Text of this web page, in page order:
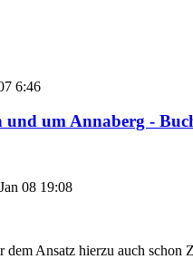
6:46
und um Annaberg -
08 19:08
dem Ansatz hierzu auch